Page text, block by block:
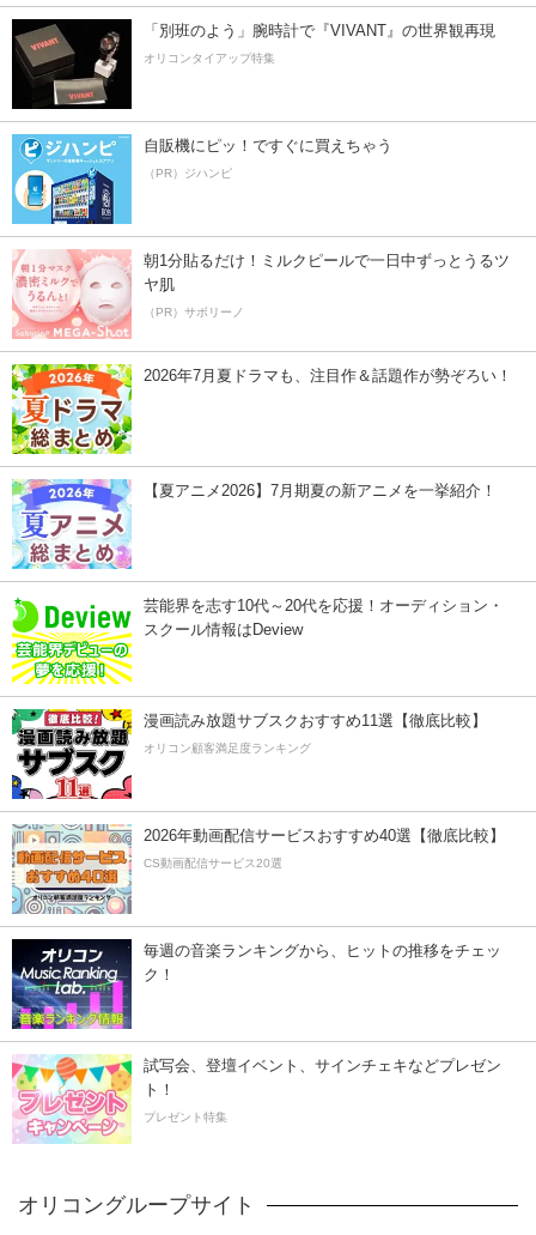
「別班のよう」腕時計で『VIVANT』の世界観再現
オリコンタイアップ特集
自販機にピッ！ですぐに買えちゃう
（PR）ジハンピ
朝1分貼るだけ！ミルクピールで一日中ずっとうるツ
ヤ肌
（PR）サボリーノ
2026年7月夏ドラマも、注目作＆話題作が勢ぞろい！
【夏アニメ2026】7月期夏の新アニメを一挙紹介！
芸能界を志す10代～20代を応援！オーディション・
スクール情報はDeview
漫画読み放題サブスクおすすめ11選【徹底比較】
オリコン顧客満足度ランキング
2026年動画配信サービスおすすめ40選【徹底比較】
CS動画配信サービス20選
毎週の音楽ランキングから、ヒットの推移をチェッ
ク！
試写会、登壇イベント、サインチェキなどプレゼン
ト！
プレゼント特集
オリコングループサイト